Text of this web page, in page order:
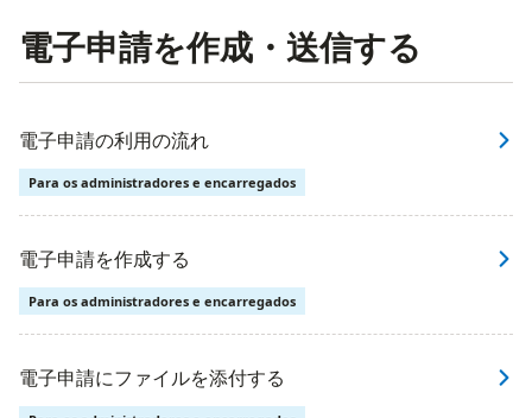
電子申請を作成・送信する
電子申請の利用の流れ
Para os administradores e encarregados
電子申請を作成する
Para os administradores e encarregados
電子申請にファイルを添付する